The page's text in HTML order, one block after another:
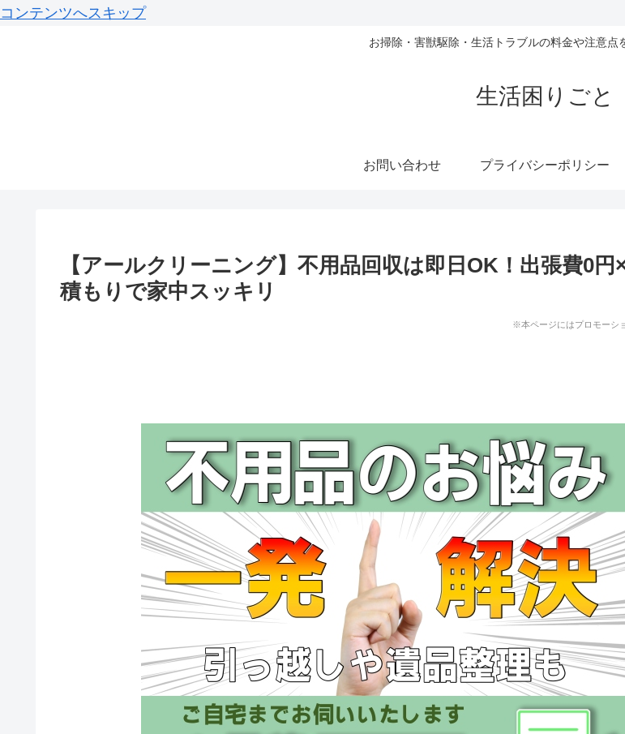
コンテンツへスキップ
お掃除・害獣駆除・生活トラブルの料金や注意点
生活困りごと
お問い合わせ プライバシーポリシー
【アールクリーニング】不用品回収は即日OK！出張費0円
積もりで家中スッキリ
※本ページにはプロモーシ